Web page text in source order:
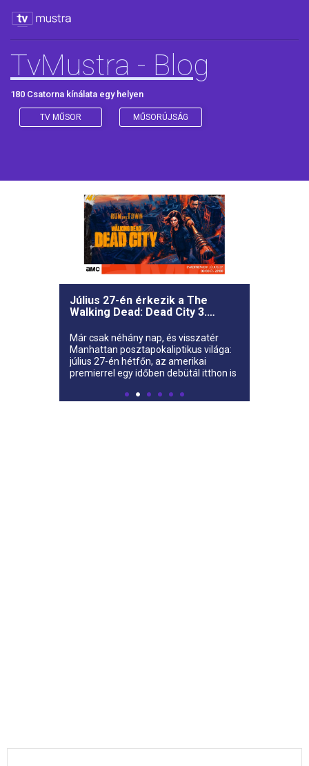
TvMustra - Blog
180 Csatorna kínálata egy helyen
TV MŰSOR MŰSORÚJSÁG
Július 27-én érkezik a The
Walking Dead: Dead City 3.
Már csak néhány nap, és visszatér
Manhattan posztapokaliptikus világa:
július 27-én hétfőn, az amerikai
premierrel egy időben debütál itthon is
City harmadik évada.